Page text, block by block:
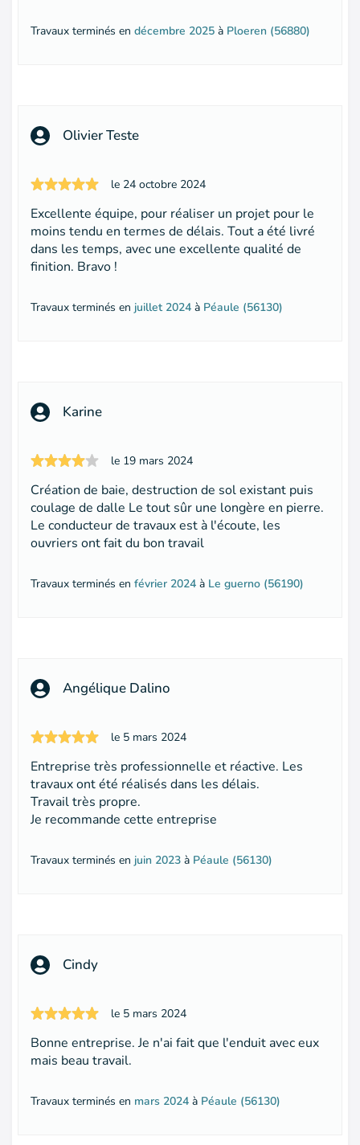
Travaux terminés en décembre 2025 à Ploeren (56880)
Olivier Teste
le 24 octobre 2024
Excellente équipe, pour réaliser un projet pour le
moins tendu en termes de délais. Tout a été livré
dans les temps, avec une excellente qualité de
finition. Bravo !
Travaux terminés en juillet 2024 à Péaule (56130)
Karine
le 19 mars 2024
Création de baie, destruction de sol existant puis
coulage de dalle Le tout sûr une longère en pierre.
Le conducteur de travaux est à l'écoute, les
ouvriers ont fait du bon travail
Travaux terminés en février 2024 à Le guerno (56190)
Angélique Dalino
le 5 mars 2024
Entreprise très professionnelle et réactive. Les
travaux ont été réalisés dans les délais.
Travail très propre.
Je recommande cette entreprise
Travaux terminés en juin 2023 à Péaule (56130)
Cindy
le 5 mars 2024
Bonne entreprise. Je n'ai fait que l'enduit avec eux
mais beau travail.
Travaux terminés en mars 2024 à Péaule (56130)